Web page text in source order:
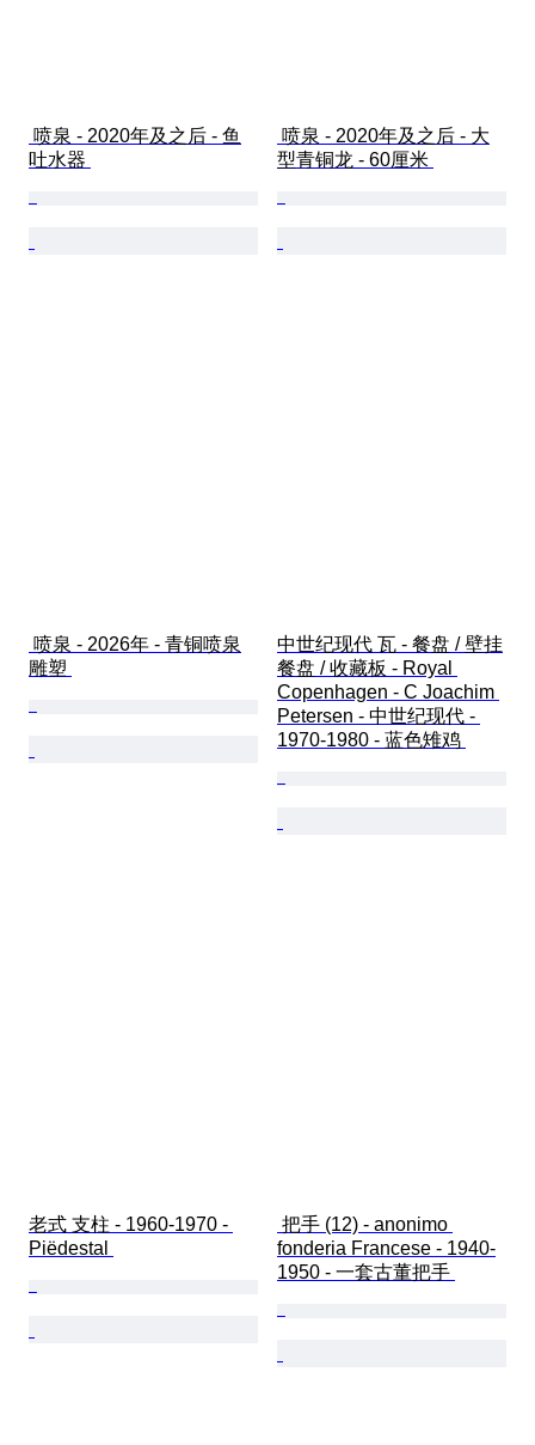
吐水器
型青铜龙 - 60厘米
雕塑
中世纪现代 瓦 - 餐盘 / 壁挂
餐盘 / 收藏板 - Royal
Copenhagen - C Joachim
Petersen - 中世纪现代 -
1970-1980 - 蓝色雉鸡
老式 支柱 - 1960-1970 -
Piëdestal
fonderia Francese - 1940-
1950 - 一套古董把手